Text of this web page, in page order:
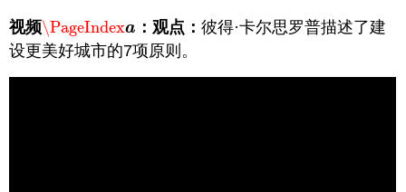
视频\PageIndexa
\PageIndexa ：观点：彼得·卡尔思罗普描述了建
设更美好城市的7项原则。